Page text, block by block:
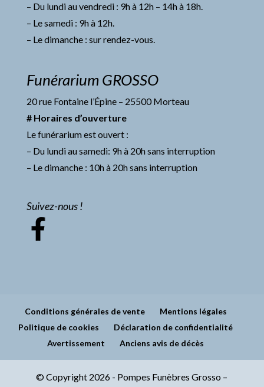
– Du lundi au vendredi : 9h à 12h – 14h à 18h.
– Le samedi : 9h à 12h.
– Le dimanche : sur rendez-vous.
Funérarium GROSSO
20 rue Fontaine l’Épine – 25500 Morteau
# Horaires d’ouverture
Le funérarium est ouvert :
– Du lundi au samedi: 9h à 20h sans interruption
– Le dimanche : 10h à 20h sans interruption
Suivez-nous !
Conditions générales de vente
Mentions légales
Politique de cookies
Déclaration de confidentialité
Avertissement
Anciens avis de décès
© Copyright 2026 - Pompes Funèbres Grosso –